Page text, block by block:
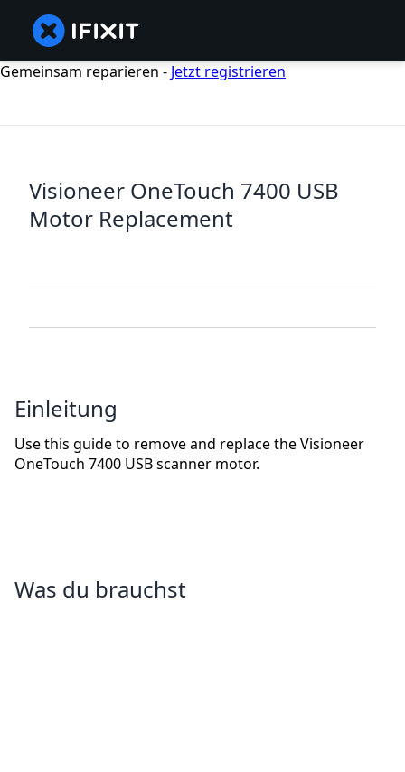
Gemeinsam reparieren - Jetzt registrieren
Visioneer OneTouch 7400 USB
Motor Replacement
Einleitung
Use this guide to remove and replace the Visioneer
OneTouch 7400 USB scanner motor.
Was du brauchst